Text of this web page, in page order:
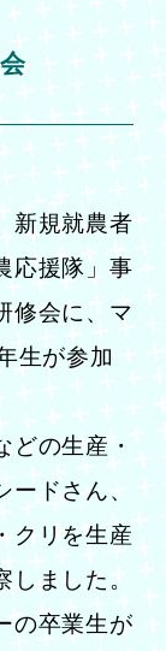
新規就農者
応援隊」事
修会に、マ
生が参加
どの生産・
ドさん、
クリを生産
しました。
の卒業生が